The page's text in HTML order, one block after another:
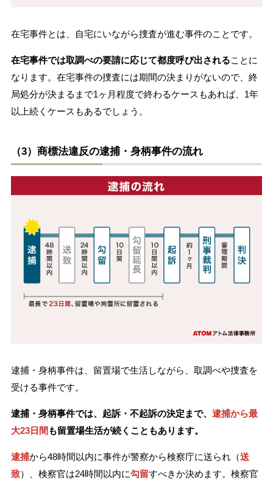
在宅事件とは、自宅にいながら捜査が進む事件のことです。
在宅事件では取調べの要請に応じて都度呼び出されることに
なります。在宅事件の捜査には期間の決まりがないので、終
局処分が決まるまで1ヶ月程度で終わるケースもあれば、1年
以上続くケースもあるでしょう。
（3）商標法違反の逮捕・身柄事件の流れ
逮捕・身柄事件は、留置場で生活しながら、取調べや捜査を
受ける事件です。
逮捕・身柄事件では、起訴・不起訴の決定まで、 逮捕から最
大23日間 も留置場生活が続くこともあります。
逮捕から48時間以内に事件が警察から検察庁に送られ（送
致）、検察官は24時間以内に勾留すべきか決めます。検察官